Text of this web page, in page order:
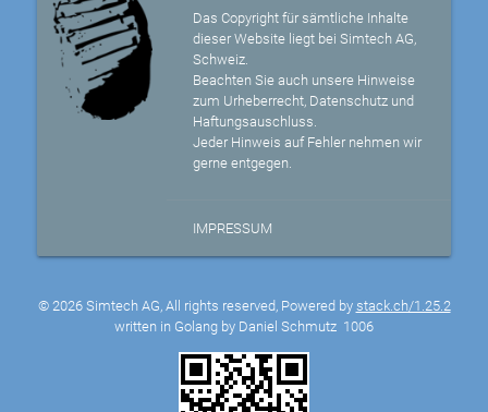
Das Copyright für sämtliche Inhalte
dieser Website liegt bei Simtech AG,
Schweiz.
Beachten Sie auch unsere Hinweise
zum Urheberrecht, Datenschutz und
Haftungsauschluss.
Jeder Hinweis auf Fehler nehmen wir
gerne entgegen.
IMPRESSUM
© 2026 Simtech AG, All rights reserved, Powered by stack.ch/1.25.2
written in Golang by Daniel Schmutz 1006